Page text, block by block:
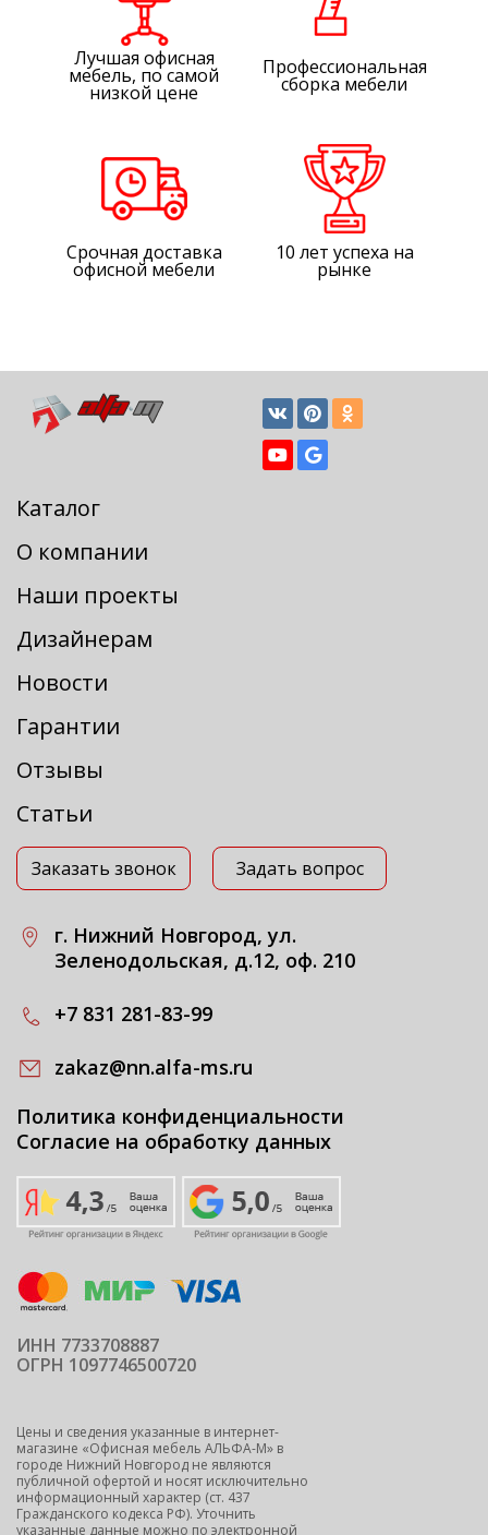
Лучшая офисная
мебель, по самой
низкой цене
Профессиональная
сборка мебели
Срочная доставка
офисной мебели
10 лет успеха на
рынке
Каталог
О компании
Наши проекты
Дизайнерам
Новости
Гарантии
Отзывы
Статьи
Заказать звонок Задать вопрос
г. Нижний Новгород, ул.
Зеленодольская, д.12, оф. 210
+7 831 281-83-99
zakaz@nn.alfa-ms.ru
Политика конфиденциальности
Согласие на обработку данных
ИНН 7733708887
ОГРН 1097746500720
Цены и сведения указанные в интернет-
магазине «Офисная мебель АЛЬФА-М» в
городе Нижний Новгород не являются
публичной офертой и носят исключительно
информационный характер (ст. 437
Гражданского кодекса РФ). Уточнить
указанные данные можно по электронной